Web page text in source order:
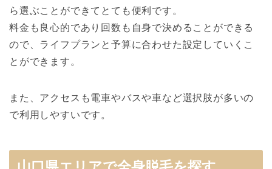
ら選ぶことができてとても便利です。
料金も良心的であり回数も自身で決めることができる
ので、ライフプランと予算に合わせた設定していくこ
とができます。
また、アクセスも電車やバスや車など選択肢が多いの
で利用しやすいです。